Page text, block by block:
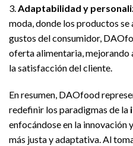
3. Adaptabilidad y
moda, donde los productos se
gustos del consumidor,
oferta alimentaria, mejorando
la satisfacción del cliente.
En resumen, DAOfood
redefinir los paradigmas de la
enfocándose en la innovación
más justa y adaptativa. Al